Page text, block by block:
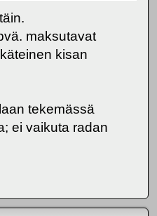
maksutavat
kisan
tekemässä
ei vaikuta radan